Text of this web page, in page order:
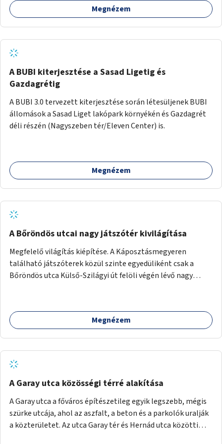
barátságosabbá és zöldebbé lehetne tenni a megállókat.
Megnézem
A BUBI kiterjesztése a Sasad Ligetig és
Gazdagrétig
A BUBI 3.0 tervezett kiterjesztése során létesüljenek BUBI
állomások a Sasad Liget lakópark környékén és Gazdagrét
déli részén (Nagyszeben tér/Eleven Center) is.
Megnézem
A Bőröndös utcai nagy játszótér kivilágítása
Megfelelő világítás kiépítése. A Káposztásmegyeren
található játszóterek közül szinte egyedüliként csak a
Bőröndös utca Külső-Szilágyi út felöli végén lévő nagy
Megnézem
A Garay utca közösségi térré alakítása
A Garay utca a főváros építészetileg egyik legszebb, mégis
szürke utcája, ahol az aszfalt, a beton és a parkolók uralják
a közterületet. Az utca Garay tér és Hernád utca közötti